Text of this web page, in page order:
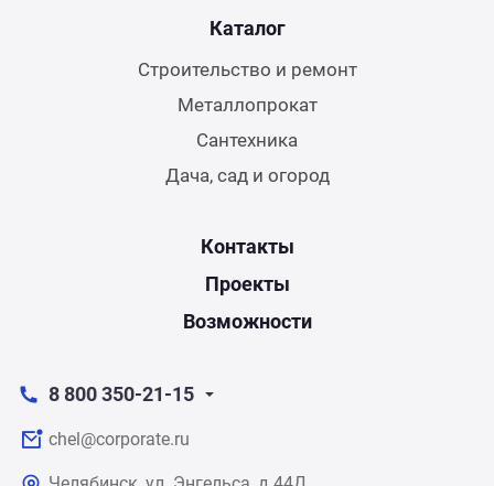
Каталог
Строительство и ремонт
Металлопрокат
Сантехника
Дача, сад и огород
Контакты
Проекты
Возможности
8 800 350-21-15
chel@corporate.ru